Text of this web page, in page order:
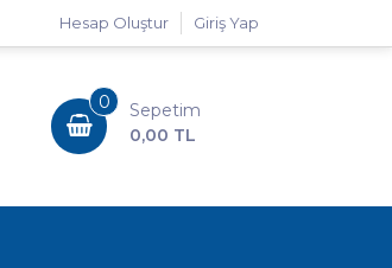
Giriş Yap
Hesap Oluştur
0
Sepetim
0,00 TL